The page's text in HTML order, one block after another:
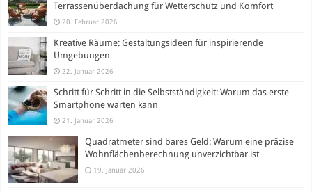
Terrassenüberdachung für Wetterschutz und Komfort
20. Februar 2026
Kreative Räume: Gestaltungsideen für inspirierende
Umgebungen
22. Januar 2026
Schritt für Schritt in die Selbstständigkeit: Warum das erste
Smartphone warten kann
21. Januar 2026
Quadratmeter sind bares Geld: Warum eine präzise
Wohnflächenberechnung unverzichtbar ist
19. Januar 2026